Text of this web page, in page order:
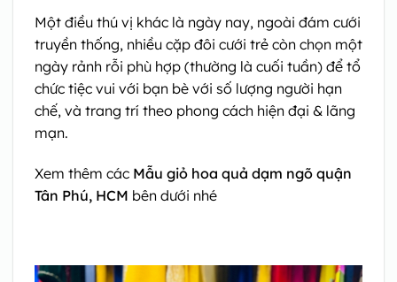
Một điều thú vị khác là ngày nay, ngoài đám cưới
truyền thống, nhiều cặp đôi cưới trẻ còn chọn một
ngày rảnh rỗi phù hợp (thường là cuối tuần) để tổ
chức tiệc vui với bạn bè với số lượng người hạn
chế, và trang trí theo phong cách hiện đại & lãng
mạn.
Xem thêm các Mẫu giỏ hoa quả dạm ngõ quận
Tân Phú, HCM bên dưới nhé